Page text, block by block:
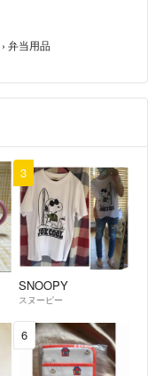
› 弁当用品
3
SNOOPY
スヌーピー
6